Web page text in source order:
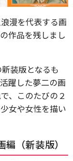
漫を代表する画
作品を残しまし
装版となるも
躍した夢二の画
、このたびの２
女や女性を描い
（新装版）